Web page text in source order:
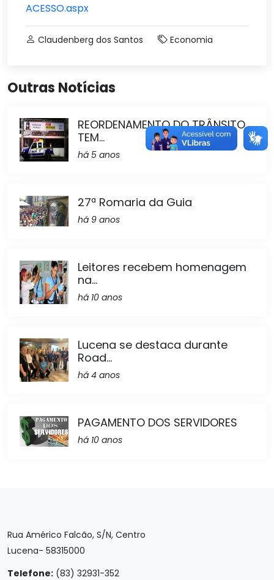
ACESSO.aspx
Claudenberg dos Santos Economia
Outras Notícias
REORDENAMENTO DO TRÂNSITO
TEM...
há 5 anos
27ª Romaria da Guia
há 9 anos
Leitores recebem homenagem
na...
há 10 anos
Lucena se destaca durante
Road...
há 4 anos
PAGAMENTO DOS SERVIDORES
há 10 anos
Rua Américo Falcão, S/N, Centro
Lucena- 58315000
Telefone: (83) 32931-352